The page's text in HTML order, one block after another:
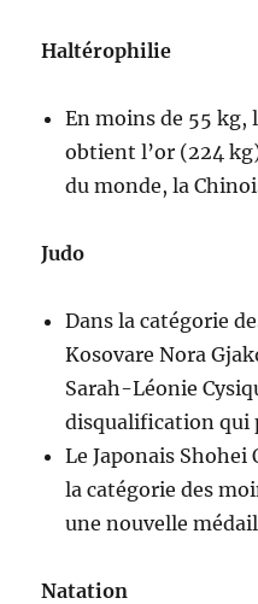
Haltérophilie
En moins de 55
obtient l’or (224
du monde, la
Judo
Dans la catégorie
Kosovare Nora
Sarah-Léonie
disqualification qui
Le Japonais Shohei
la catégorie des
une nouvelle
Natation